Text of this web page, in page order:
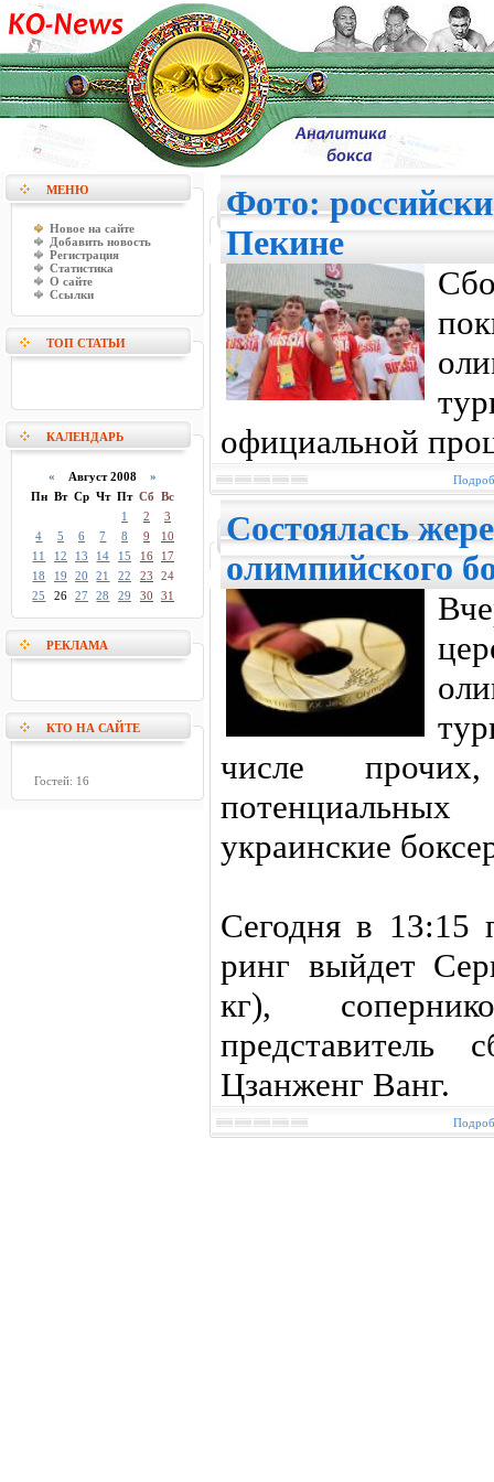
МЕНЮ
Новое на сайте
Добавить новость
Регистрация
Статистика
О сайте
Ссылки
ТОП СТАТЬИ
КАЛЕНДАРЬ
« Август 2008 »
Пн Вт Ср Чт Пт Сб Вс
1
2
3
4
5 6 7 8 9
10
11
12 13 14 15 16
17
18
19 20 21 22 23
24
25
26 27 28 29 30 31
РЕКЛАМА
КТО НА САЙТЕ
Гостей: 16
Фото:
Пекине
официальной
Состоялась
олимпийского
числе
украинские
Сегодня в 13:15
ринг выйдет
кг),
представитель
Цзанженг Ванг.